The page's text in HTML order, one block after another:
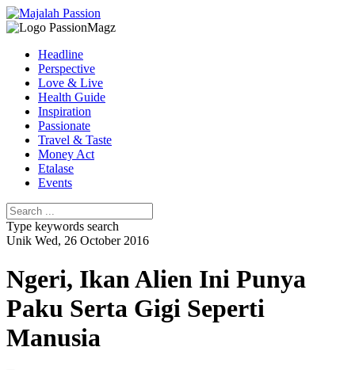
Headline
Perspective
Love & Live
Health Guide
Inspiration
Passionate
Travel & Taste
Money Act
Etalase
Events
Type keywords search
Unik Wed, 26 October 2016
Ngeri, Ikan Alien Ini Punya
Paku Serta Gigi Seperti
Manusia